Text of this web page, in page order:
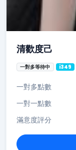
清歡度己
一對多等待中 i349
一對多點數
一對一點數
滿意度評分